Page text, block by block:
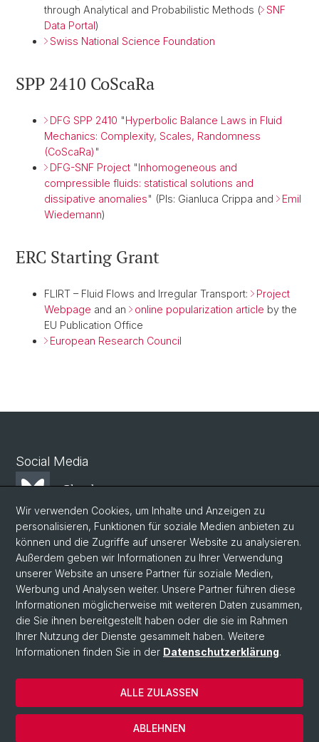
through Analytical and Probabilistic Methods ( SNF
Data Portal)
Swiss National Science Foundation
SPP 2410 CoScaRa
DFG SPP 2410 "Hyperbolic Balance Laws in Fluid
Mechanics: Complexity, Scales, Randomness
(CoScaRa)"
DFG-SNF Project "Inhomogeneous and
compressible fluids: statistical solutions and
dissipative anomalies" (PIs: Gianluca Crippa and
Emil
Wiedemann)
ERC Starting Grant
FLIRT – Fluid Flows and Irregular Transport:
Project
Webpage and an online popularization article by the
EU Publication Office
European Research Council
Social Media
Bluesky
Mastodon
LinkedIn
Instagram
© Universität Basel
Datenschutzerklärung
Wir verwenden Cookies, um Inhalte und Anzeigen zu
personalisieren, Funktionen für soziale Medien anbieten zu
können und die Zugriffe auf unserer Website zu analysieren.
Außerdem geben wir Informationen zu Ihrer Verwendung
unserer Website an unsere Partner für soziale Medien,
Werbung und Analysen weiter. Unsere Partner führen diese
Informationen möglicherweise mit weiteren Daten zusammen,
die Sie ihnen bereitgestellt haben oder die sie im Rahmen
Ihrer Nutzung der Dienste gesammelt haben. Weitere
Informationen finden Sie in der Datenschutzerklärung.
ABLEHNEN
ALLE ZULASSEN